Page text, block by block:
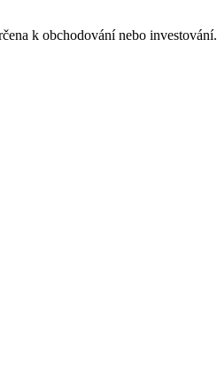
k obchodování nebo investování.